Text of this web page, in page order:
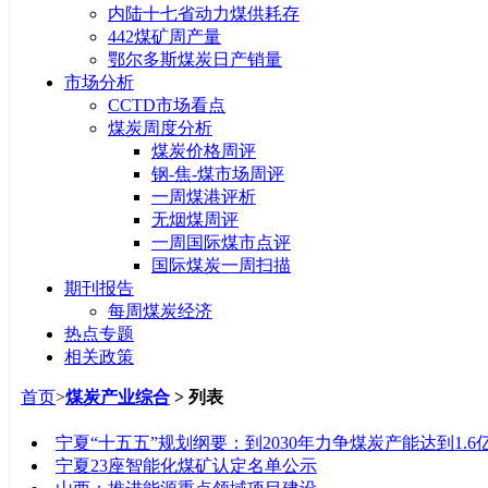
内陆十七省动力煤供耗存
442煤矿周产量
鄂尔多斯煤炭日产销量
市场分析
CCTD市场看点
煤炭周度分析
煤炭价格周评
钢-焦-煤市场周评
一周煤港评析
无烟煤周评
一周国际煤市点评
国际煤炭一周扫描
期刊报告
每周煤炭经济
热点专题
相关政策
首页>煤炭产业综合 > 列表
宁夏“十五五”规划纲要：到2030年力争煤炭产能达到1.6
宁夏23座智能化煤矿认定名单公示